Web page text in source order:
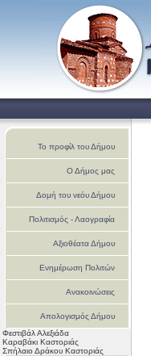
Το προφίλ του Δήμου
Ο Δήμος μας
Δομή του νεόυ Δήμου
Πολιτισμός - Λαογραφία
Αξιοθέατα Δήμου
Ενημέρωση Πολιτών
Ανακοινώσεις
Απολογισμός Δήμου
Καστοριάς
Φεστιβάλ Αλεξιάδα
Καραβάκι Καστοριάς
Σπήλαιο Δράκου Καστοριάς